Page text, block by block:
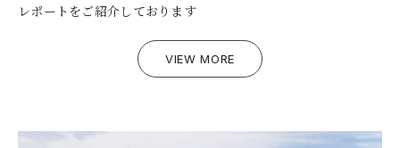
レポートをご紹介しております
VIEW MORE